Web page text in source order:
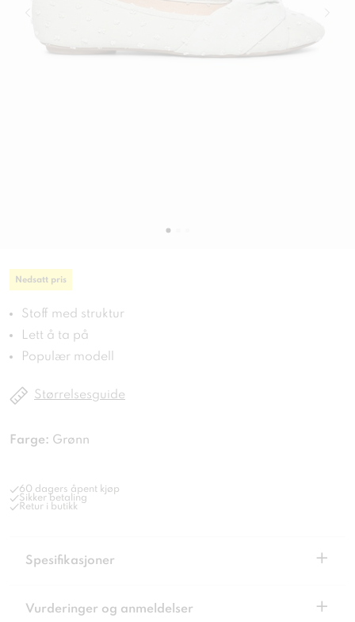
Nedsatt pris
Stoff med struktur
Lett å ta på
Populær modell
Størrelsesguide
Farge: Grønn
60 dagers åpent kjøp
Sikker betaling
Retur i butikk
Spesifikasjoner +
Vurderinger og anmeldelser +